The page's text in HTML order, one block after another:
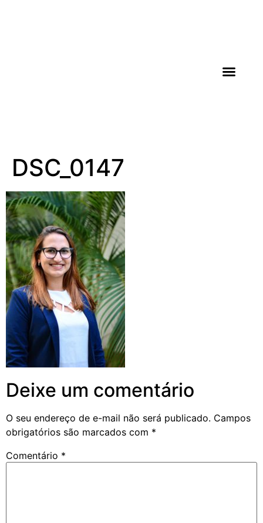
DSC_0147
Deixe um comentário
O seu endereço de e-mail não será publicado. Campos
obrigatórios são marcados com *
Comentário *